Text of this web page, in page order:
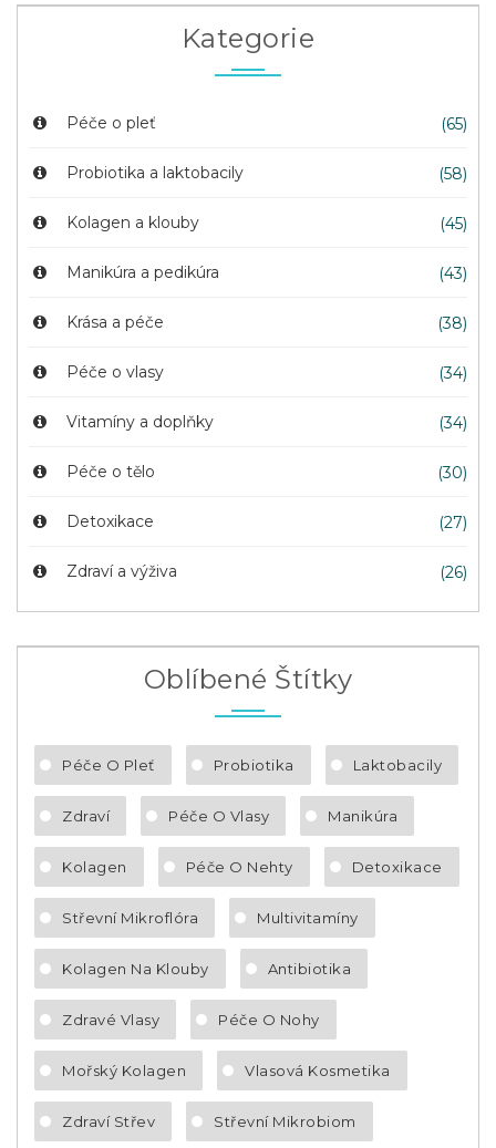
Kategorie
Péče o pleť (65)
Probiotika a laktobacily (58)
Kolagen a klouby (45)
Manikúra a pedikúra (43)
Krása a péče (38)
Péče o vlasy (34)
Vitamíny a doplňky (34)
Péče o tělo (30)
Detoxikace (27)
Zdraví a výživa (26)
Oblíbené Štítky
Péče O Pleť Probiotika Laktobacily
Zdraví Péče O Vlasy Manikúra
Kolagen Péče O Nehty Detoxikace
Střevní Mikroflóra Multivitamíny
Kolagen Na Klouby Antibiotika
Zdravé Vlasy Péče O Nohy
Mořský Kolagen Vlasová Kosmetika
Zdraví Střev Střevní Mikrobiom